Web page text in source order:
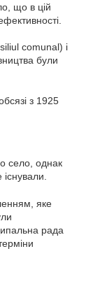
що в цій
comunal) і
були
з 1925
село, однак
яке
рада